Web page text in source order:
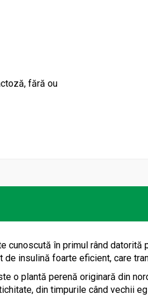
fără ou
cunoscută în primul rând
de insulină foarte eficient, care
o plantă perenă originară din
din timpurile când vechii